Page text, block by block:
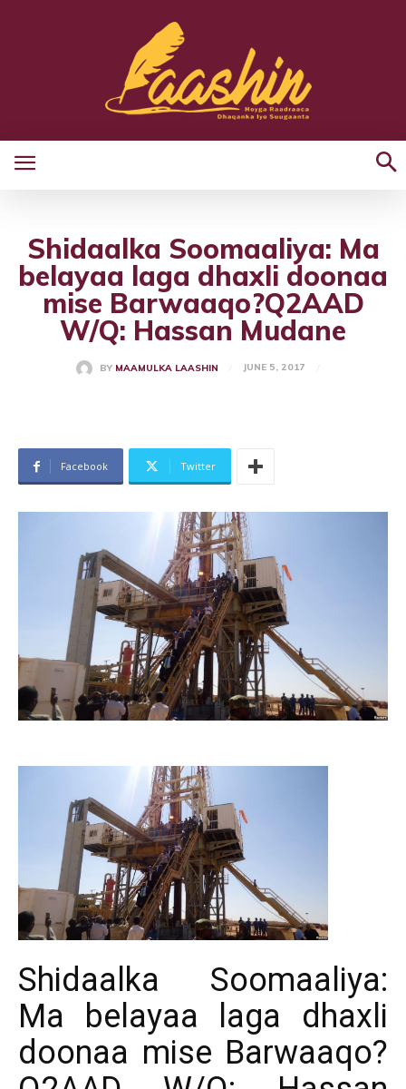
Shidaalka Soomaaliya: Ma
belayaa laga dhaxli doonaa
mise Barwaaqo?Q2AAD
W/Q: Hassan Mudane
BY MAAMULKA LAASHIN JUNE 5, 2017
Facebook Twitter
Shidaalka Soomaaliya:
Ma belayaa laga dhaxli
doonaa mise Barwaaqo?